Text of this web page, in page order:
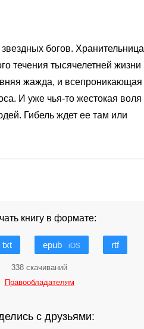
богов. Хранительница
течения тысячелетней жизни
жажда, и всепроникающая
И уже чья-то жестокая воля
Гибель ждет ее там или
книгу в формате:
txt epub iOS rtf
338 скачиваний
Правообладателям
с друзьями: